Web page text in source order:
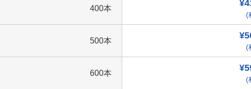
400本
(
500本
(
600本
(